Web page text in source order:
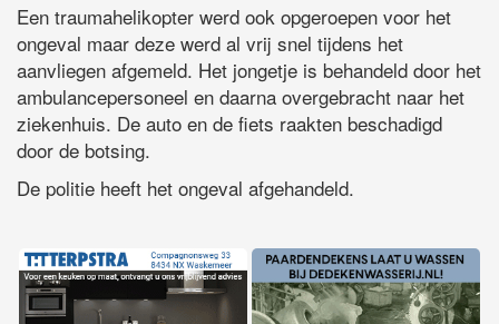
Een traumahelikopter werd ook opgeroepen voor het
ongeval maar deze werd al vrij snel tijdens het
aanvliegen afgemeld. Het jongetje is behandeld door het
ambulancepersoneel en daarna overgebracht naar het
ziekenhuis. De auto en de fiets raakten beschadigd
door de botsing.
De politie heeft het ongeval afgehandeld.